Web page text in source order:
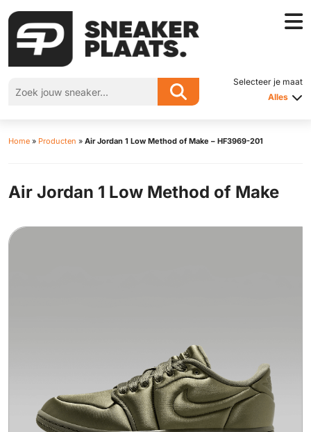
Selecteer je maat
Alles
Home » Producten » Air Jordan 1 Low Method of Make – HF3969-201
Air Jordan 1 Low Method of Make